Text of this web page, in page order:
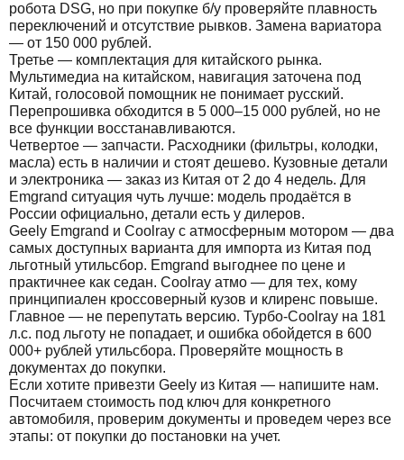
робота DSG, но при покупке б/у проверяйте плавность
переключений и отсутствие рывков. Замена вариатора
— от 150 000 рублей.
Третье — комплектация для китайского рынка.
Мультимедиа на китайском, навигация заточена под
Китай, голосовой помощник не понимает русский.
Перепрошивка обходится в 5 000–15 000 рублей, но не
все функции восстанавливаются.
Четвертое — запчасти. Расходники (фильтры, колодки,
масла) есть в наличии и стоят дешево. Кузовные детали
и электроника — заказ из Китая от 2 до 4 недель. Для
Emgrand ситуация чуть лучше: модель продаётся в
России официально, детали есть у дилеров.
Geely Emgrand и Coolray с атмосферным мотором — два
самых доступных варианта для импорта из Китая под
льготный утильсбор. Emgrand выгоднее по цене и
практичнее как седан. Coolray атмо — для тех, кому
принципиален кроссоверный кузов и клиренс повыше.
Главное — не перепутать версию. Турбо-Coolray на 181
л.с. под льготу не попадает, и ошибка обойдется в 600
000+ рублей утильсбора. Проверяйте мощность в
документах до покупки.
Если хотите привезти Geely из Китая — напишите нам.
Посчитаем стоимость под ключ для конкретного
автомобиля, проверим документы и проведем через все
этапы: от покупки до постановки на учет.